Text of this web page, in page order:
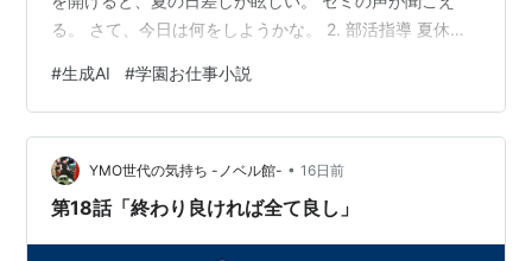
る。 さて、今日は何をしようかな。 2. 部活指導 夏休み
導で学校に行った。 英語部の顧問をしてる。 といって
も、部員は五人くらいの小さな部活。 「先生、おはよう
ございます！」 「おはよう。今日は何するの？」 「英会
話の練習です！」 部員たちが、元気に活動してる。 英語
部は楽しい。 英語が好きな子たちが集まってて、やる気
#生成AI #学園お仕事小説
YMO世代の気持ち -ノベル館- • 16日前
第18話「終わり良ければ全て良し」